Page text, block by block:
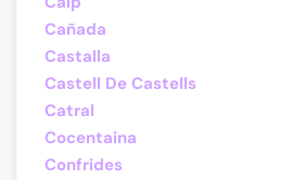
Cañada
Castalla
Castell De Castells
Catral
Cocentaina
Confrides